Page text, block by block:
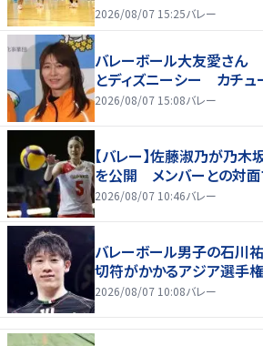
2026/08/07 15:25バレー
バレーボール大友愛さん
とディズニーシー カチ
2026/08/07 15:08バレー
【バレー】佐藤淑乃が乃
を公開 メンバーとの対
2026/08/07 10:46バレー
バレーボール男子の石
切符がかかるアジア選手権
2026/08/07 10:08バレー